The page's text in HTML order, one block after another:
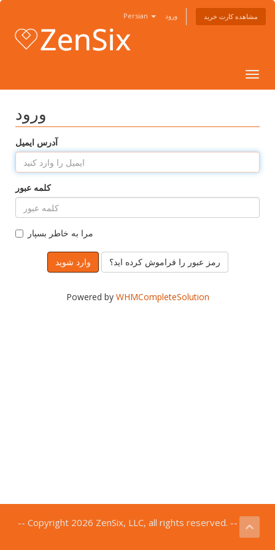
Persian ورود مشاهده کارت خرید
ورود
آدرس ایمیل
کلمه عبور
مرا به خاطر بسپار
رمز عبور را فراموش کرده اید؟
Powered by WHMCompleteSolution
-- Copyright 2026 ZenSix, LLC, all rights reserved. --